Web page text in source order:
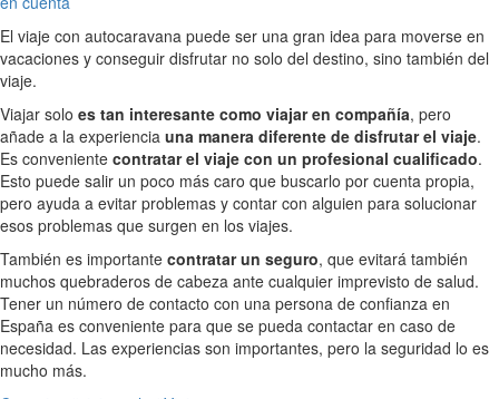
El viaje con autocaravana puede ser una gran idea para moverse en
vacaciones y conseguir disfrutar no solo del destino, sino también del
viaje.
Viajar solo es tan interesante como viajar en compañía, pero
añade a la experiencia una manera diferente de disfrutar el viaje.
Es conveniente contratar el viaje con un profesional cualificado.
Esto puede salir un poco más caro que buscarlo por cuenta propia,
pero ayuda a evitar problemas y contar con alguien para solucionar
esos problemas que surgen en los viajes.
También es importante contratar un seguro, que evitará también
muchos quebraderos de cabeza ante cualquier imprevisto de salud.
Tener un número de contacto con una persona de confianza en
España es conveniente para que se pueda contactar en caso de
necesidad. Las experiencias son importantes, pero la seguridad lo es
mucho más.